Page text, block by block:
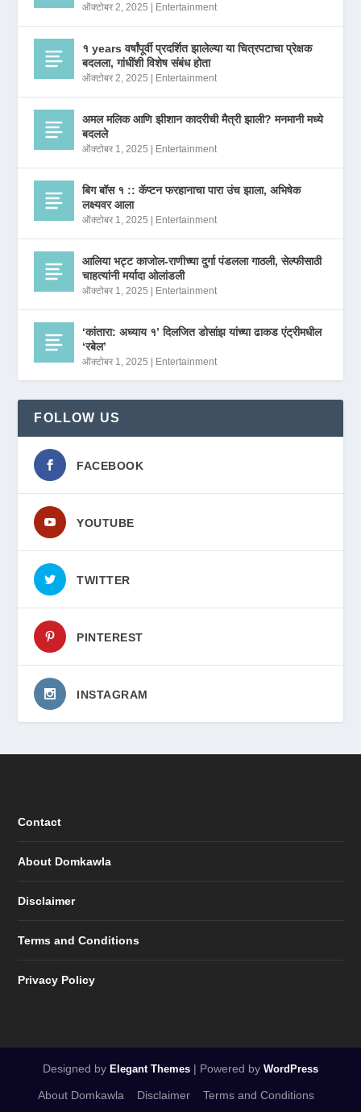
ऑक्टोबर 2, 2025 Entertainment
१ years वर्षांपूर्वी प्रदर्शित झालेल्या या चित्रपटाचा प्रेक्षक
बदलला, गांधींशी विशेष संबंध होता
ऑक्टोबर 2, 2025 Entertainment
अमल मलिक आणि झीशान कादरीची मैत्री झाली? मनमानी मध्ये
बदलले
ऑक्टोबर 1, 2025 Entertainment
बिग बॉस १ :: कॅप्टन फरहानाचा पारा उंच झाला, अभिषेक
लक्ष्यवर आला
ऑक्टोबर 1, 2025 Entertainment
आलिया भट्ट काजोल-राणीच्या दुर्गा पंडलला गाठली, सेल्फीसाठी
चाहत्यांनी मर्यादा ओलांडली
ऑक्टोबर 1, 2025 Entertainment
‘कांतारा: अध्याय १’ दिलजित डोसांझ यांच्या ढाकड एंट्रीमधील
‘रबेल’
ऑक्टोबर 1, 2025 Entertainment
FOLLOW US
FACEBOOK
YOUTUBE
TWITTER
PINTEREST
INSTAGRAM
Contact
About Domkawla
Disclaimer
Terms and Conditions
Privacy Policy
Designed by Elegant Themes | Powered by WordPress
About Domkawla Disclaimer Terms and Conditions